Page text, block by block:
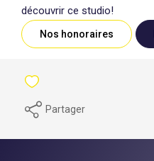
découvrir ce studio!
Nos honoraires
Partager